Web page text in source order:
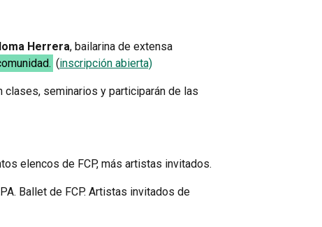
Herrera, bailarina de extensa
(inscripción abierta)
seminarios y participarán de las
elencos de FCP, más artistas invitados.
Ballet de FCP. Artistas invitados de